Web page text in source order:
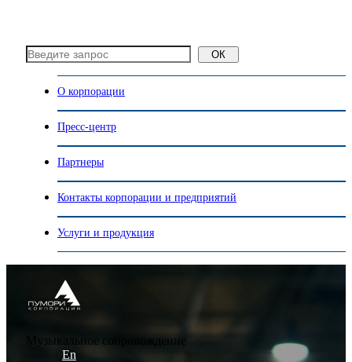
ОК
О корпорации
Пресс-центр
Партнеры
Контакты корпорации и предприятий
Услуги и продукция
Музыкальное сопровождение
En